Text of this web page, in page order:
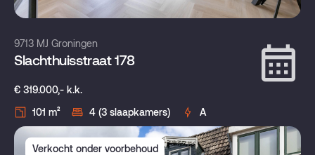
9713 MJ Groningen
Slachthuisstraat 178
€ 319.000,- k.k.
101 m²
4 (3 slaapkamers) A
Verkocht onder voorbehoud